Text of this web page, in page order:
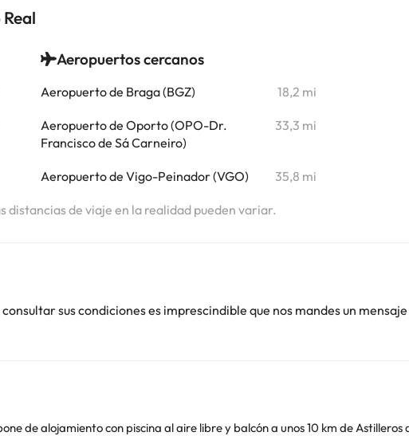
Aeropuertos cercanos
Aeropuerto de Braga (BGZ) 18,2 mi
Aeropuerto de Oporto (OPO-Dr.
Francisco de Sá Carneiro)
33,3 mi
Aeropuerto de Vigo-Peinador (VGO) 35,8 mi
distancias de viaje en la realidad pueden variar.
sus condiciones es imprescindible que nos mandes un
de alojamiento con piscina al aire libre y balcón a unos 10 km de